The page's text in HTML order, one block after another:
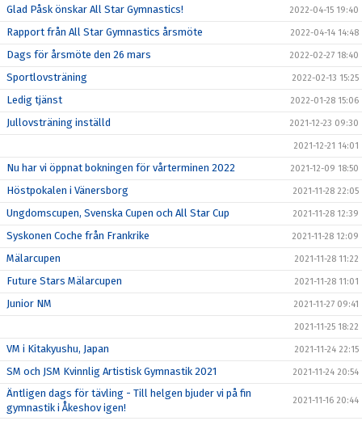
Glad Påsk önskar All Star Gymnastics! 2022-04-15 19:40
Rapport från All Star Gymnastics årsmöte 2022-04-14 14:48
Dags för årsmöte den 26 mars 2022-02-27 18:40
Sportlovsträning 2022-02-13 15:25
Ledig tjänst 2022-01-28 15:06
Jullovsträning inställd 2021-12-23 09:30
2021-12-21 14:01
Nu har vi öppnat bokningen för vårterminen 2022 2021-12-09 18:50
Höstpokalen i Vänersborg 2021-11-28 22:05
Ungdomscupen, Svenska Cupen och All Star Cup 2021-11-28 12:39
Syskonen Coche från Frankrike 2021-11-28 12:09
Mälarcupen 2021-11-28 11:22
Future Stars Mälarcupen 2021-11-28 11:01
Junior NM 2021-11-27 09:41
2021-11-25 18:22
VM i Kitakyushu, Japan 2021-11-24 22:15
SM och JSM Kvinnlig Artistisk Gymnastik 2021 2021-11-24 20:54
Äntligen dags för tävling - Till helgen bjuder vi på fin
gymnastik i Åkeshov igen!
2021-11-16 20:44